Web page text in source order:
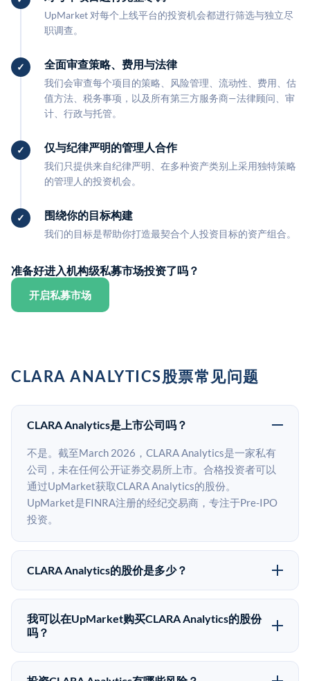
UpMarket 对每个上线平台的投资机会都进行筛选与独立尽
职调查。
全面审查策略、费用与法律
我们会审查每个项目的策略、风险管理、流动性、费用、估
值方法、税务事项，以及所有第三方服务商—法律顾问、审
计、行政与托管。
仅与纪律严明的管理人合作
我们只提供来自纪律严明、在多种资产类别上采用独特策略
的管理人的投资机会。
围绕你的目标构建
我们的目标是帮助你打造最契合个人投资目标的资产组合。
准备好进入机构级私募市场投资了吗？
开启私募市场
CLARA ANALYTICS股票常见问题
CLARA Analytics是上市公司吗？
不是。截至March 2026，CLARA Analytics是一家私有
公司，未在任何公开证券交易所上市。合格投资者可以
通过UpMarket获取CLARA Analytics的股份。
UpMarket是FINRA注册的经纪交易商，专注于Pre-IPO
投资。
CLARA Analytics的股价是多少？
CLARA Analytics没有公开股价，因为它是一家私有公
司。最近的已知股价来自其最近一轮融资。 二级市场上
的Pre-IPO股价可能因供需和市场条件而与最近一轮融资
我可以在UpMarket购买CLARA Analytics的股份
吗？
可以。合格投资者可以通过填写本页表单或在
upmarket.co创建账户来表达对CLARA Analytics股份的